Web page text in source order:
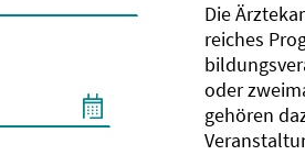
Die
reiches
oder
gehören